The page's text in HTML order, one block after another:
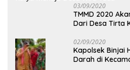
03/09/2020
TMMD 2020
Dari Desa Tirta
02/09/2020
Kapolsek Binjai
Darah di